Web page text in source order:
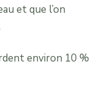
et que l’on
environ 10 %